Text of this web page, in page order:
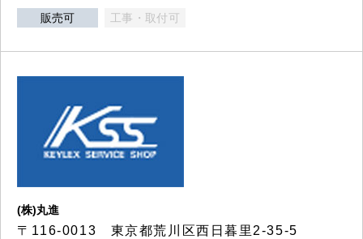
販売可 工事・取付可
(株)丸進
〒116-0013 東京都荒川区西日暮里2-35-5